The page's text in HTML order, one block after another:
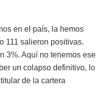
en el país, la hemos
111 salieron positivas.
3%. Aquí no tenemos ese
un colapso definitivo, lo
de la cartera